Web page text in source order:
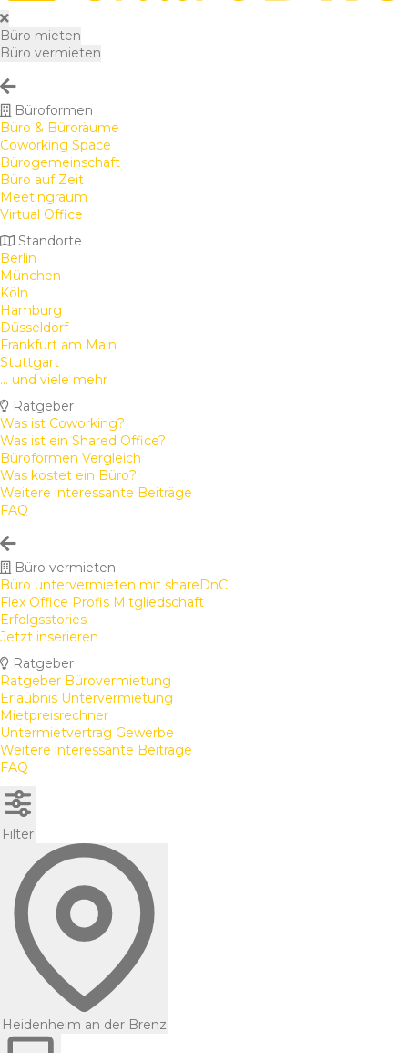
Büro mieten
Büro vermieten
Büroformen
Büro & Büroräume
Coworking Space
Bürogemeinschaft
Büro auf Zeit
Meetingraum
Virtual Office
Standorte
Berlin
München
Köln
Hamburg
Düsseldorf
Frankfurt am Main
Stuttgart
... und viele mehr
Ratgeber
Was ist Coworking?
Was ist ein Shared Office?
Büroformen Vergleich
Was kostet ein Büro?
Weitere interessante Beiträge
FAQ
Büro vermieten
Büro untervermieten mit shareDnC
Flex Office Profis Mitgliedschaft
Erfolgsstories
Jetzt inserieren
Ratgeber
Ratgeber Bürovermietung
Erlaubnis Untervermietung
Mietpreisrechner
Untermietvertrag Gewerbe
Weitere interessante Beiträge
FAQ
Filter
Heidenheim an der Brenz